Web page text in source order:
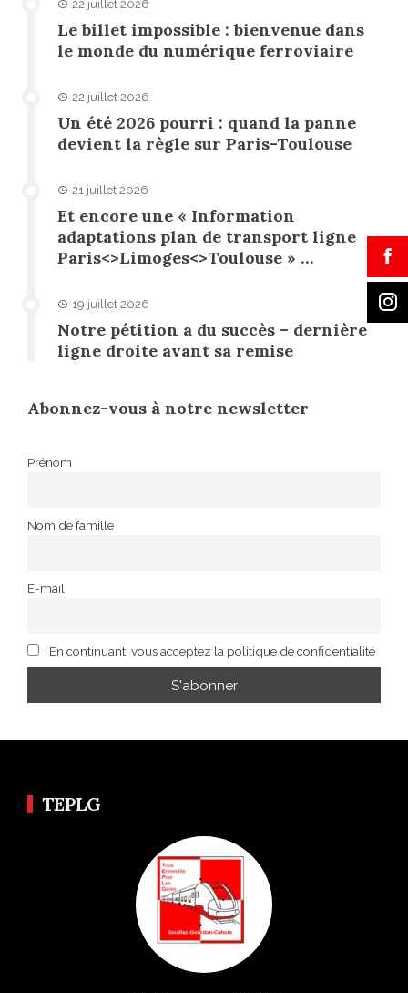
22 juillet 2026
Le billet impossible : bienvenue dans
le monde du numérique ferroviaire
22 juillet 2026
Un été 2026 pourri : quand la panne
devient la règle sur Paris-Toulouse
21 juillet 2026
Et encore une « Information
adaptations plan de transport ligne
Paris<>Limoges<>Toulouse » …
19 juillet 2026
Notre pétition a du succès – dernière
ligne droite avant sa remise
Abonnez-vous à notre newsletter
Prénom
Nom de famille
E-mail
En continuant, vous acceptez la politique de confidentialité
TEPLG